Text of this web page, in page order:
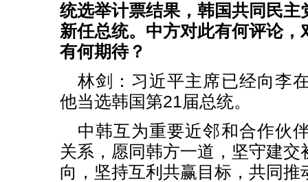
统选举计票结果，韩国共同民主
新任总统。中方对此有何评论，
有何期待？
林剑：习近平主席已经向李
他当选韩国第21届总统。
中韩互为重要近邻和合作伙
关系，愿同韩方一道，坚守建
向，坚持互利共赢目标，共同推